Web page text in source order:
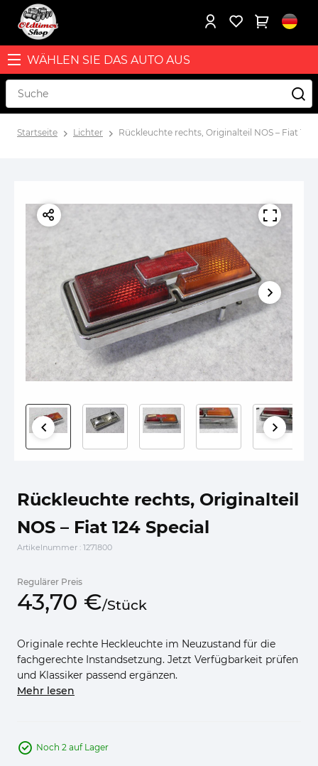
WÄHLEN SIE DAS AUTO AUS
Startseite Lichter Rückleuchte rechts, Originalteil NOS – Fiat 124
Rückleuchte rechts, Originalteil
NOS – Fiat 124 Special
Artikelnummer : 1271800
Regulärer Preis
43,70 €/Stück
Originale rechte Heckleuchte im Neuzustand für die
fachgerechte Instandsetzung. Jetzt Verfügbarkeit prüfen
und Klassiker passend ergänzen.
Mehr lesen
Noch 2 auf Lager